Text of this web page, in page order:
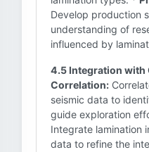
Develop production
understanding of
influenced by
4.5 Integration with
Correlation:
seismic data to
guide exploration
Integrate lamination
data to refine the